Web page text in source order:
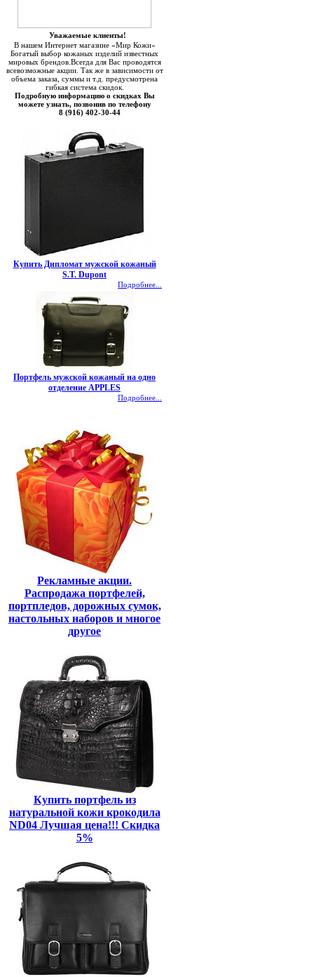
Уважаемые клиенты!
В нашем Интернет магазине «Мир Кожи»
Богатый выбор кожаных изделий известных
мировых брендов.Всегда для Вас проводятся
всевозможные акции. Так же в зависимости от
объема заказа, суммы и т.д. предусмотрена
гибкая система скидок.
Подробную информацию о скидках Вы
можете узнать, позвонив по телефону
8 (916) 402-30-44
Купить Дипломат мужской кожаный
S.T. Dupont
Подробнее...
Портфель мужской кожаный на одно
отделение APPLES
Подробнее...
Рекламные акции.
Распродажа портфелей,
портпледов, дорожных сумок,
настольных наборов и многое
другое
Купить портфель из
натуральной кожи крокодила
ND04 Лучшая цена!!! Скидка
5%